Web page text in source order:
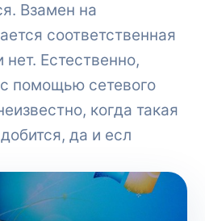
Взамен на
соответственная
нет. Естественно,
помощью сетевого
когда такая
да и есл